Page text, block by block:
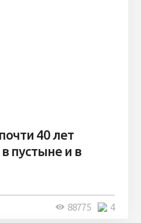
40 лет
пустыне и в
4
88775